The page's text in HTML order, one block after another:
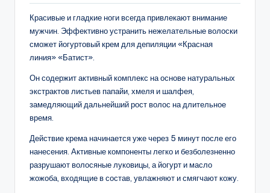
Красивые и гладкие ноги всегда привлекают внимание
мужчин. Эффективно устранить нежелательные волоски
сможет йогуртовый крем для депиляции «Красная
линия» «Батист».
Он содержит активный комплекс на основе натуральных
экстрактов листьев папайи, хмеля и шалфея,
замедляющий дальнейший рост волос на длительное
время.
Действие крема начинается уже через 5 минут после его
нанесения. Активные компоненты легко и безболезненно
разрушают волосяные луковицы, а йогурт и масло
жожоба, входящие в состав, увлажняют и смягчают кожу.